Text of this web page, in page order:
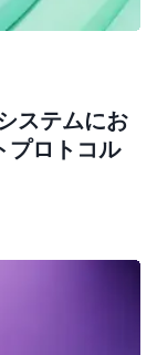
ステムにお
プロトコル